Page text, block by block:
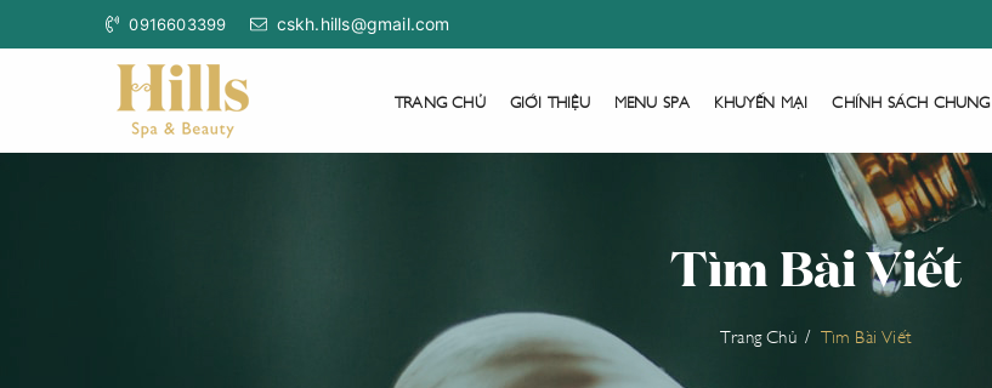
0916603399 cskh.hills@gmail.com
TRANG CHỦ GIỚI THIỆU MENU SPA KHUYẾN MẠI CHÍNH SÁCH CHUNG
Tìm Bài Viết
Trang Chủ Tìm Bài Viết